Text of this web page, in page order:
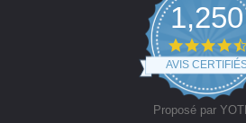
1,250
AVIS
Proposé par